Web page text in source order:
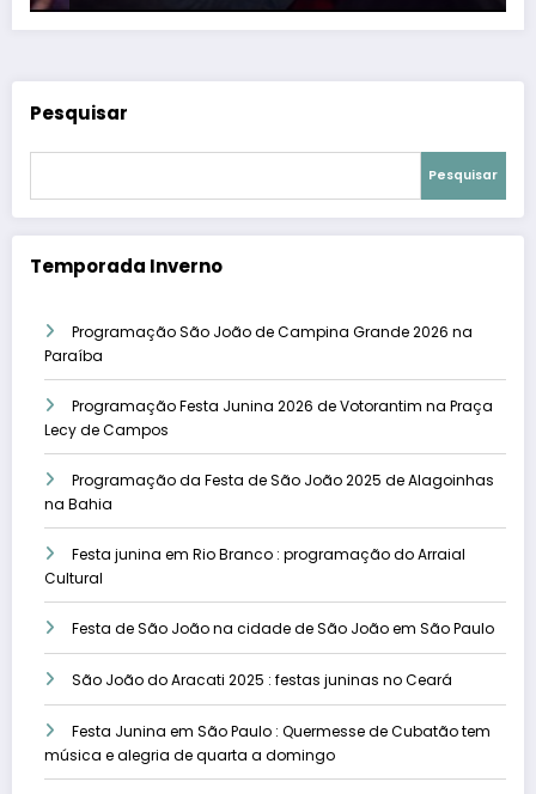
Pesquisar
Pesquisar
Temporada Inverno
Programação São João de Campina Grande 2026 na
Paraíba
Programação Festa Junina 2026 de Votorantim na Praça
Lecy de Campos
Programação da Festa de São João 2025 de Alagoinhas
na Bahia
Festa junina em Rio Branco : programação do Arraial
Cultural
Festa de São João na cidade de São João em São Paulo
São João do Aracati 2025 : festas juninas no Ceará
Festa Junina em São Paulo : Quermesse de Cubatão tem
música e alegria de quarta a domingo